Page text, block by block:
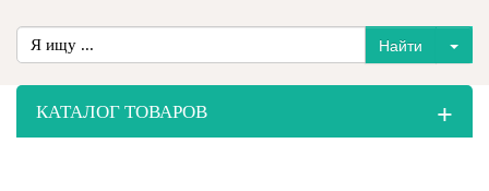
КАТАЛОГ ТОВАРОВ +